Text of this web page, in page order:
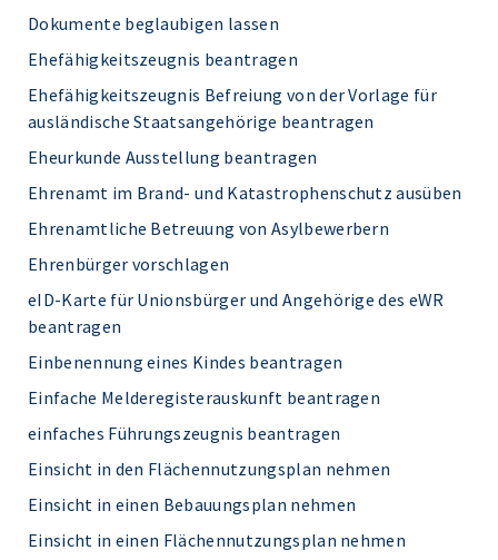
Dokumente beglaubigen lassen
Ehefähigkeitszeugnis beantragen
Ehefähigkeitszeugnis Befreiung von der Vorlage für
ausländische Staatsangehörige beantragen
Eheurkunde Ausstellung beantragen
Ehrenamt im Brand- und Katastrophenschutz ausüben
Ehrenamtliche Betreuung von Asylbewerbern
Ehrenbürger vorschlagen
eID-Karte für Unionsbürger und Angehörige des eWR
beantragen
Einbenennung eines Kindes beantragen
Einfache Melderegisterauskunft beantragen
einfaches Führungszeugnis beantragen
Einsicht in den Flächennutzungsplan nehmen
Einsicht in einen Bebauungsplan nehmen
Einsicht in einen Flächennutzungsplan nehmen